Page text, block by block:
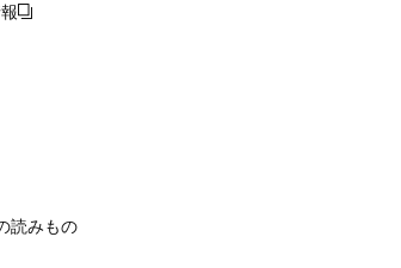
読みもの